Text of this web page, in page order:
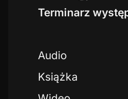
Terminarz
Audio
Książka